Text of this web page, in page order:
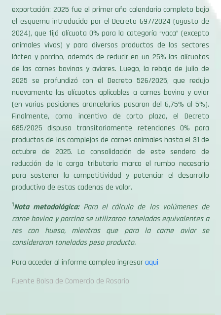
el esquema introducido por el Decreto 697/2024 (agosto de
2024), que fijó alícuota 0% para la categoría “vaca” (excepto
animales vivos) y para diversos productos de los sectores
lácteo y porcino, además de reducir en un 25% las alícuotas
de las carnes bovinas y aviares. Luego, la rebaja de julio de
2025 se profundizó con el Decreto 526/2025, que redujo
nuevamente las alícuotas aplicables a carnes bovina y aviar
(en varias posiciones arancelarias pasaron del 6,75% al 5%).
Finalmente, como incentivo de corto plazo, el Decreto
685/2025 dispuso transitoriamente retenciones 0% para
productos de los complejos de carnes animales hasta el 31 de
octubre de 2025. La consolidación de este sendero de
reducción de la carga tributaria marca el rumbo necesario
para sostener la competitividad y potenciar el desarrollo
productivo de estas cadenas de valor.
1Nota metodológica:Para el cálculo de los volúmenes de
carne bovina y porcina se utilizaron toneladas equivalentes a
res con hueso, mientras que para la carne aviar se
consideraron toneladas peso producto.
Para acceder al informe compleo ingresar
Fuente Bolsa de Comercio de Rosario